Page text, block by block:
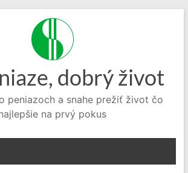
dobrý život
peniazoch a snahe prežiť život čo
na prvý pokus